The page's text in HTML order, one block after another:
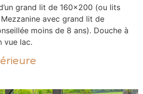
grand lit de 160×200 (ou lits
avec grand lit de
moins de 8 ans). Douche à
vue lac.